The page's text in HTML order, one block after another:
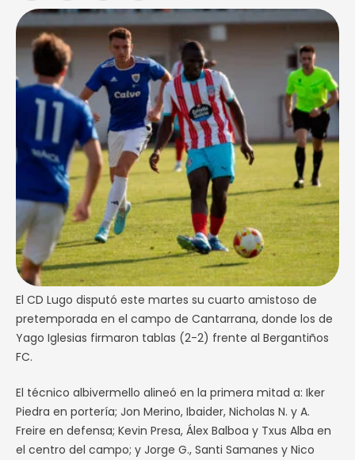
El CD Lugo disputó este martes su cuarto amistoso de
pretemporada en el campo de Cantarrana, donde los de
Yago Iglesias firmaron tablas (2-2) frente al Bergantiños
FC.
El técnico albivermello alineó en la primera mitad a: Iker
Piedra en portería; Jon Merino, Ibaider, Nicholas N. y A.
Freire en defensa; Kevin Presa, Álex Balboa y Txus Alba en
el centro del campo; y Jorge G., Santi Samanes y Nico